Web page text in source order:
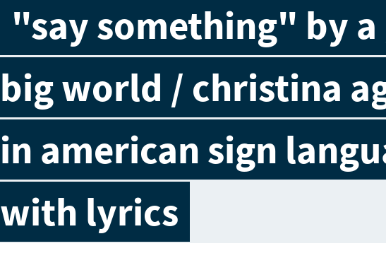
"say something" by a
big world / christina
in american sign
with lyrics